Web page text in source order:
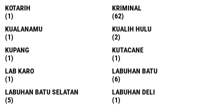
KOTARIH
(1)
KRIMINAL
(62)
KUALANAMU
(1)
KUALIH HULU
(2)
KUPANG
(1)
KUTACANE
(1)
LAB KARO
(1)
LABUHAN BATU
(6)
LABUHAN BATU SELATAN
(5)
LABUHAN DELI
(1)